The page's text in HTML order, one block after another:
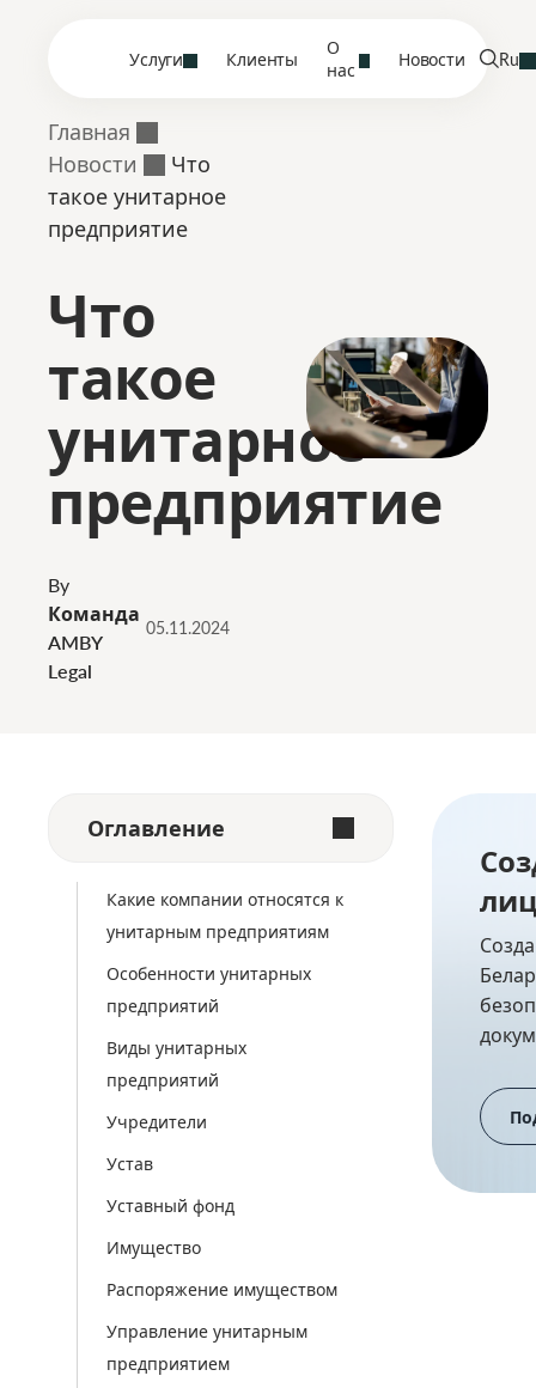
Услуги Клиенты
О
нас
Новости Ru
Главная
Новости
Что
такое унитарное
предприятие
Что
такое
унитарное
предприятие
By
Команда
AMBY
Legal
05.11.2024
Оглавление
Какие компании относятся к
унитарным предприятиям
Особенности унитарных
предприятий
Виды унитарных
предприятий
Учредители
Устав
Уставный фонд
Имущество
Распоряжение имуществом
Управление унитарным
предприятием